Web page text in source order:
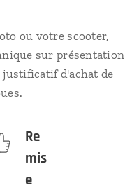
ou votre scooter,
sur présentation
justificatif d'achat de
Re
mis
e